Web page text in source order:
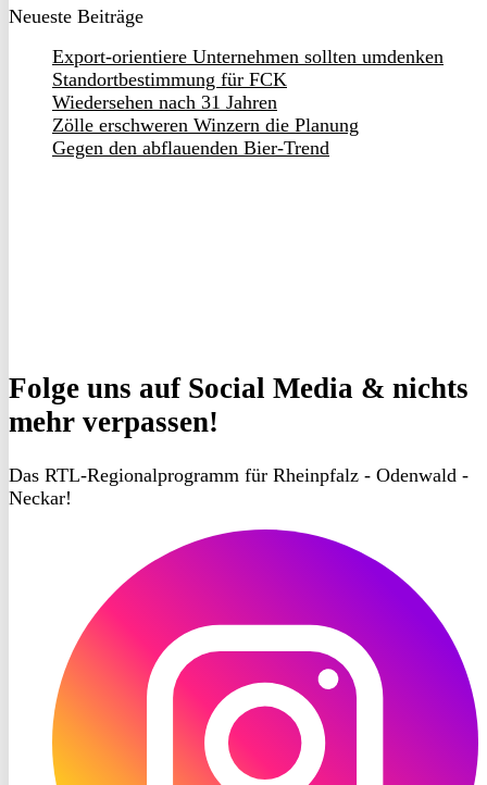
Neueste Beiträge
Export-orientiere Unternehmen sollten umdenken
Standortbestimmung für FCK
Wiedersehen nach 31 Jahren
Zölle erschweren Winzern die Planung
Gegen den abflauenden Bier-Trend
Folge uns auf Social Media & nichts
mehr verpassen!
Das RTL-Regionalprogramm für Rheinpfalz - Odenwald -
Neckar!
Instagram